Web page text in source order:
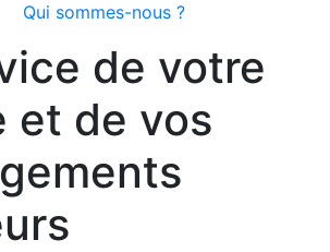
Qui sommes-nous ?
de votre
et de vos